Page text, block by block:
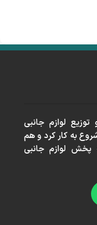
لوازم جانبی
١٣٨٢ تأسيس و شروع به كار كرد و هم
پخش لوازم جانبی